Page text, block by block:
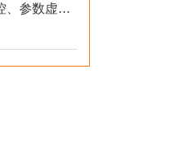
解决定制化不足、能耗失控、参数虚标痛点的2026选型标准